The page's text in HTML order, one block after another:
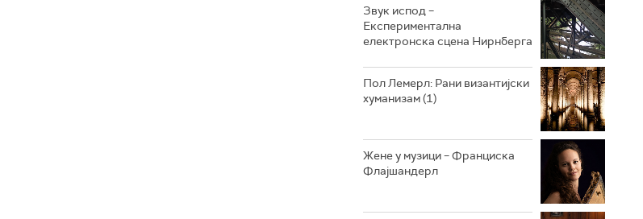
РАДИО ВРТЕШКА
РАДИО ЏЕЗЕР
Звук испод –
Експериментална
електронска сцена Нирнберга
Пол Лемерл: Рани византијски
хуманизам (1)
Жене у музици – Франциска
Флајшандерл